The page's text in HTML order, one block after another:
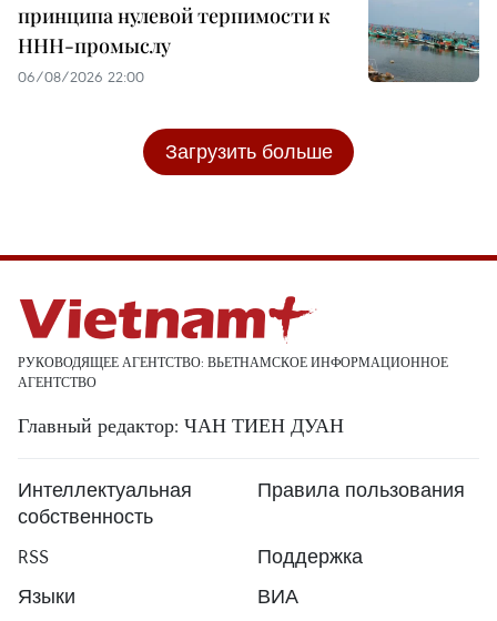
принципа нулевой терпимости к
ННН-промыслу
06/08/2026 22:00
Загрузить больше
РУКОВОДЯЩЕЕ АГЕНТСТВО: ВЬЕТНАМСКОЕ ИНФОРМАЦИОННОЕ
АГЕНТСТВО
Главный редактор: ЧАН ТИЕН ДУАН
Интеллектуальная
собственность
Правила пользования
RSS
Поддержка
Языки
ВИА